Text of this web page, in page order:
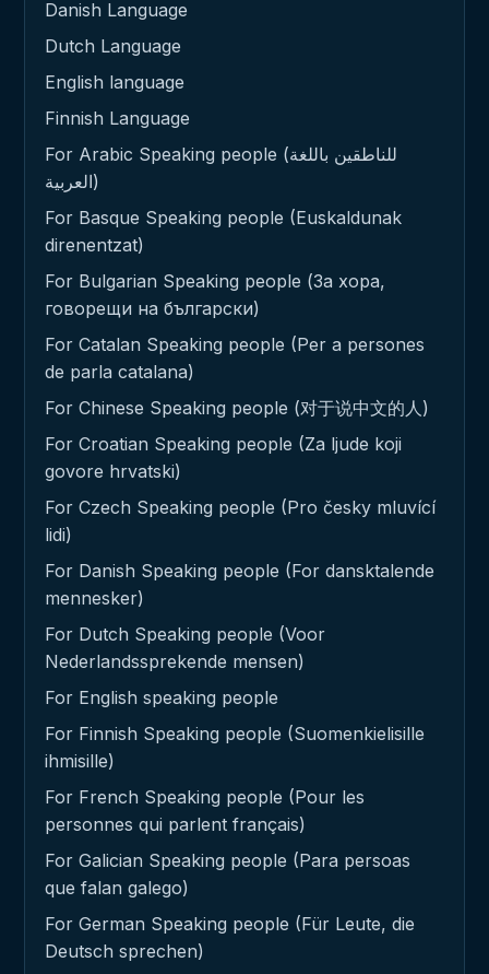
Danish Language
Dutch Language
English language
Finnish Language
For Arabic Speaking people (للناطقين باللغة
العربية)
For Basque Speaking people (Euskaldunak
direnentzat)
For Bulgarian Speaking people (За хора,
говорещи на български)
For Catalan Speaking people (Per a persones
de parla catalana)
For Chinese Speaking people (对于说中文的人)
For Croatian Speaking people (Za ljude koji
govore hrvatski)
For Czech Speaking people (Pro česky mluvící
lidi)
For Danish Speaking people (For dansktalende
mennesker)
For Dutch Speaking people (Voor
Nederlandssprekende mensen)
For English speaking people
For Finnish Speaking people (Suomenkielisille
ihmisille)
For French Speaking people (Pour les
personnes qui parlent français)
For Galician Speaking people (Para persoas
que falan galego)
For German Speaking people (Für Leute, die
Deutsch sprechen)